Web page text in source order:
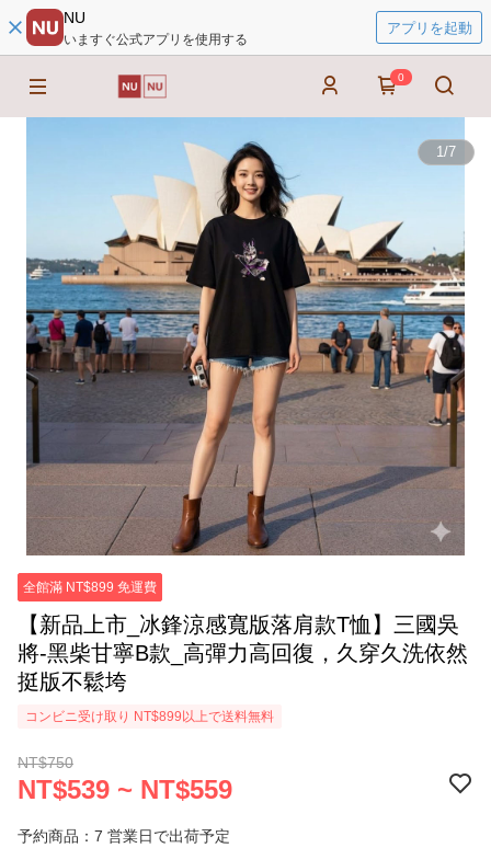
NU
いますぐ公式アプリを使用する
アプリを起動
0
1/7
全館滿 NT$899 免運費
【新品上市_冰鋒涼感寬版落肩款T恤】三國吳
將-黑柴甘寧B款_高彈力高回復，久穿久洗依然
挺版不鬆垮
コンビニ受け取り NT$899以上で送料無料
NT$750
NT$539 ~ NT$559
予約商品：7 営業日で出荷予定